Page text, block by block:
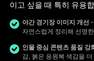
이고 싶을 때 특히 유용
야간 경기장 이미지 개선 -
자연스럽게 정리해 선명
인물 중심 콘텐츠 품질 강
감, 붉은 응원복 색감을